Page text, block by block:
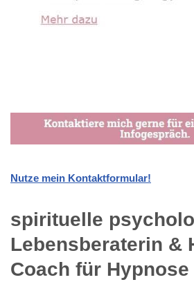
Nutze mein Kontaktformular!
spirituelle
Lebensberaterin &
Coach für